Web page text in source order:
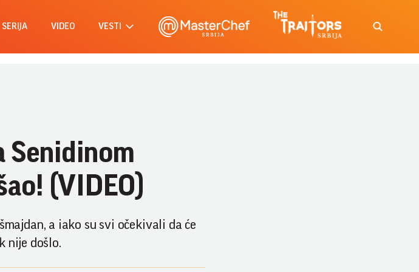
SERIJA VIDEO VESTI
Senidinom
(VIDEO)
a iako su svi očekivali da će
nije došlo.